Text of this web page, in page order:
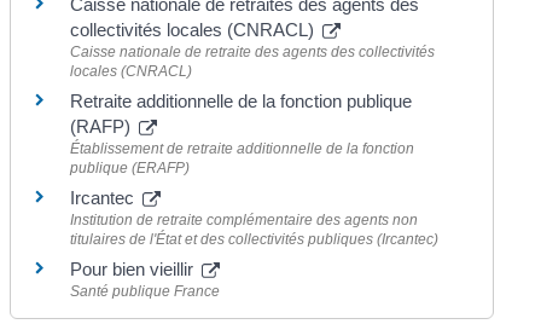
Caisse nationale de retraites des agents des
collectivités locales (CNRACL)
Caisse nationale de retraite des agents des collectivités
locales (CNRACL)
Retraite additionnelle de la fonction publique
(RAFP)
Établissement de retraite additionnelle de la fonction
publique (ERAFP)
Ircantec
Institution de retraite complémentaire des agents non
titulaires de l'État et des collectivités publiques (Ircantec)
Pour bien vieillir
Santé publique France